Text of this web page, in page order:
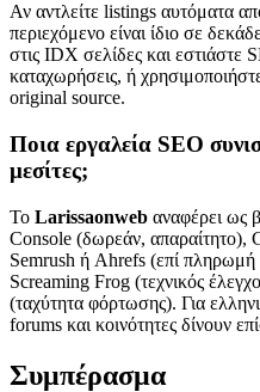
Αν αντλείτε listings αυτόματα
περιεχόμενο είναι ίδιο σε
στις IDX σελίδες και εστιάστε
καταχωρήσεις, ή
original source.
Ποια εργαλεία SEO
μεσίτες;
Το Larissaonweb αναφέρει ως
Console (δωρεάν,
Semrush ή Ahrefs (επί πληρωμή
Screaming Frog (τεχνικός
(ταχύτητα φόρτωσης). Για
forums και κοινότητες δίνουν
Συμπέρασμα